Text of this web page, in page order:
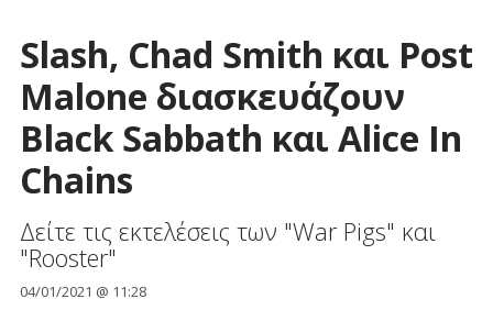
Slash, Chad Smith και Post
Malone διασκευάζουν
Black Sabbath και Alice In
Chains
Δείτε τις εκτελέσεις των "War Pigs" και
"Rooster"
04/01/2021 @ 11:28